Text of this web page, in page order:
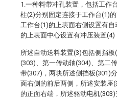
1.一种料带冲孔装置，包括工作
柱(2)分别固定连接于工作台(1)
工作台(1)的上表面右侧设置有
的上表面中心设置有冲压装置(4)
所述自动送料装置(3)包括侧挡
(303)、第一传动轴(304)、第二
带(307)，两块所述侧挡板(301)
面右侧的前后两侧，所述安装座
的正面右端，所述驱动电机